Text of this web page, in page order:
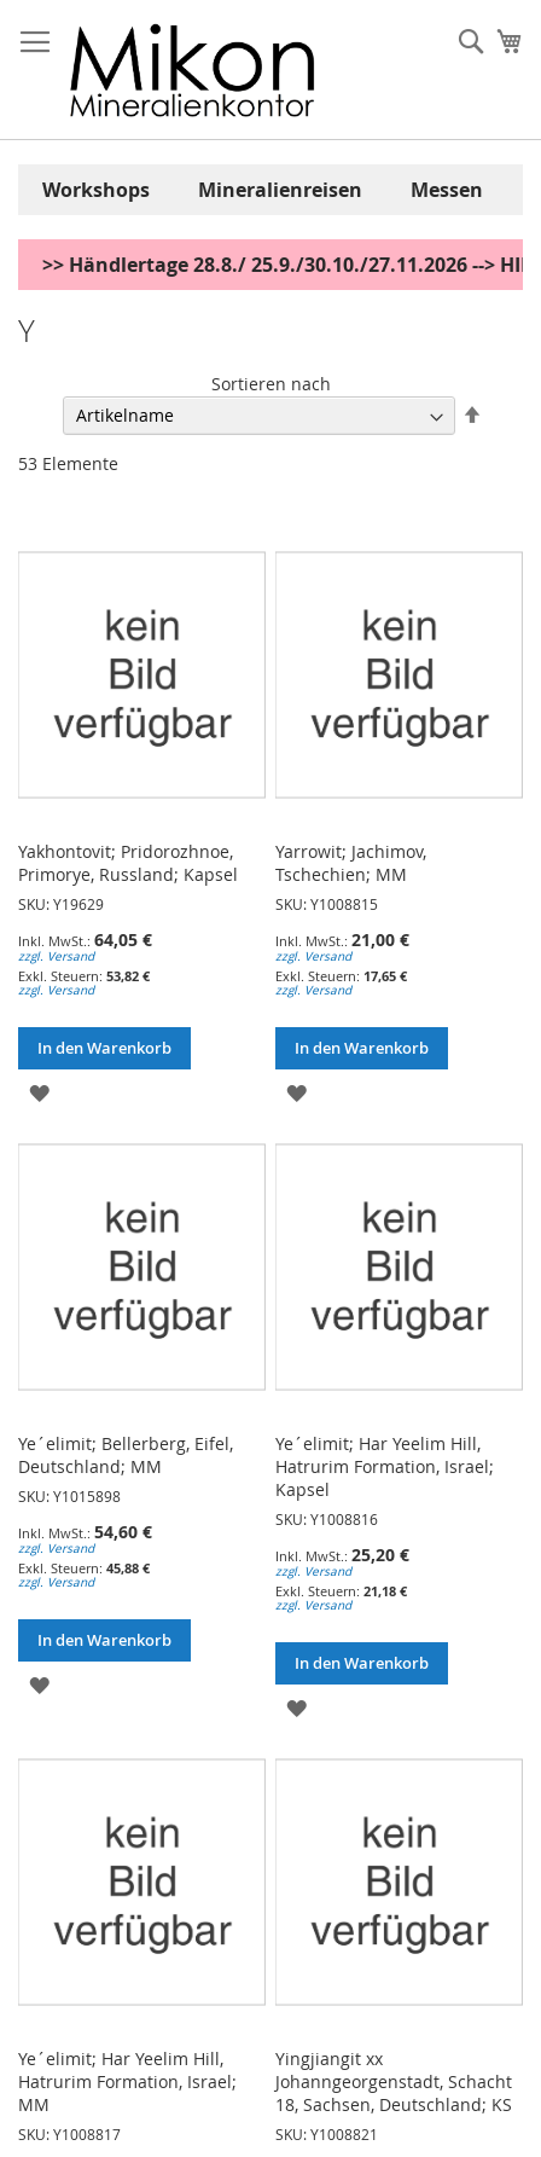
Inhalt
springen
Workshops Mineralienreisen Messen
>> Händlertage 28.8./ 25.9./30.10./27.11.2026 -->
Y
53 Elemente
Sortieren nach
Yakhontovit; Pridorozhnoe,
Primorye, Russland; Kapsel
SKU: Y19629
64,05 €
zzgl. Versand
53,82 €
zzgl. Versand
In den Warenkorb
ZUR
Yarrowit; Jachimov,
Tschechien; MM
SKU: Y1008815
21,00 €
zzgl. Versand
17,65 €
zzgl. Versand
In den Warenkorb
ZUR
Ye´elimit; Bellerberg, Eifel,
Deutschland; MM
SKU: Y1015898
54,60 €
zzgl. Versand
45,88 €
zzgl. Versand
In den Warenkorb
ZUR
HINZUFÜGEN
Ye´elimit; Har Yeelim Hill,
Hatrurim Formation, Israel;
Kapsel
SKU: Y1008816
25,20 €
zzgl. Versand
21,18 €
zzgl. Versand
In den Warenkorb
ZUR
Ye´elimit; Har Yeelim Hill,
Hatrurim Formation, Israel;
MM
SKU: Y1008817
Yingjiangit xx
Johanngeorgenstadt, Schacht
18, Sachsen, Deutschland; KS
SKU: Y1008821